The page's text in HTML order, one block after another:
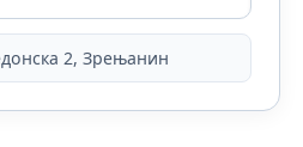
2, Зрењанин